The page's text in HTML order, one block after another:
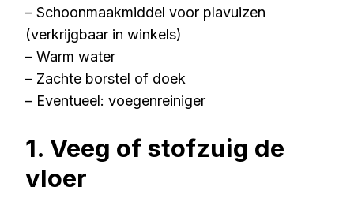
– Schoonmaakmiddel voor plavuizen
(verkrijgbaar in winkels)
– Warm water
– Zachte borstel of doek
– Eventueel: voegenreiniger
1. Veeg of stofzuig de
vloer